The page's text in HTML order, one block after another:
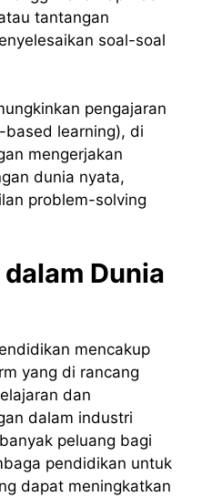
tantangan
soal-soal
pengajaran
learning), di
mengerjakan
dunia nyata,
problem-solving
Dunia
mencakup
yang di rancang
dan
dalam industri
peluang bagi
pendidikan untuk
dapat meningkatkan